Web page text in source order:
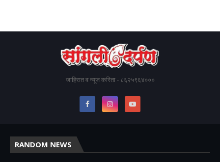
जाहिरात व न्यूज करिता - ८६२५९६४०००
RANDOM NEWS